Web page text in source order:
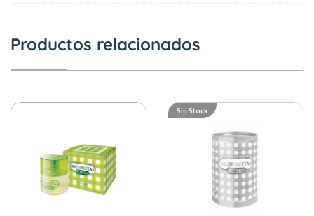
Productos relacionados
Sin Stock